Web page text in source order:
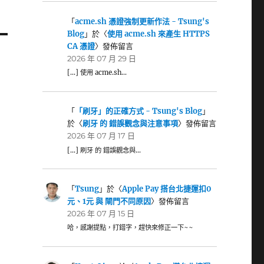
「acme.sh 憑證強制更新作法 - Tsung's
Blog」於〈使用 acme.sh 來產生 HTTPS
CA 憑證〉發佈留言
2026 年 07 月 29 日
[…] 使用 acme.sh…
「 「刷牙」的正確方式 - Tsung's Blog」
於〈刷牙 的 錯誤觀念與注意事項〉發佈留言
2026 年 07 月 17 日
[…] 刷牙 的 錯誤觀念與…
「Tsung」於〈Apple Pay 搭台北捷運扣0
元、1元 與 閘門不同原因〉發佈留言
2026 年 07 月 15 日
哈，感謝提點，打錯字，趕快來修正一下~~